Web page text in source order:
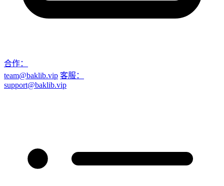
合作：
team@baklib.vip 客服：
support@baklib.vip